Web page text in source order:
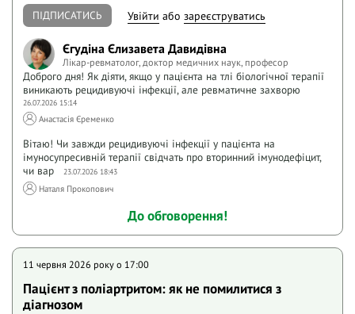
ПІДПИСАТИСЬ Увійти або зареєструватись
Єгудіна Єлизавета Давидівна
Лікар-ревматолог, доктор медичних наук, професор
Доброго дня! Як діяти, якщо у пацієнта на тлі біологічної терапії
виникають рецидивуючі інфекції, але ревматичне захворю
26.07.2026 15:14
Анастасія Єременко
Вітаю! Чи завжди рецидивуючі інфекції у пацієнта на
імуносупресивній терапії свідчать про вторинний імунодефіцит,
чи вар
23.07.2026 18:43
Наталя Прокопович
До обговорення!
11 червня 2026 року o 17:00
Пацієнт з поліартритом: як не помилитися з
діагнозом